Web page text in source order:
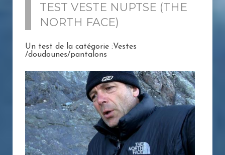
TEST VESTE NUPTSE (THE
NORTH FACE)
Un test de la catégorie :Vestes
/doudounes/pantalons